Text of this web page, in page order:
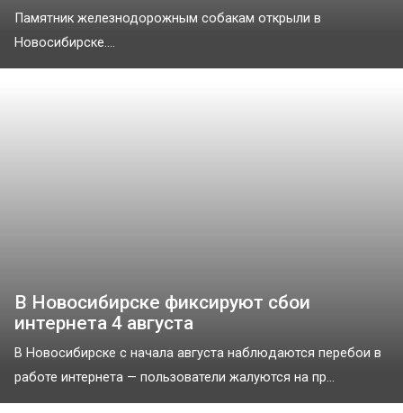
Памятник железнодорожным собакам открыли в
Новосибирске....
В Новосибирске фиксируют сбои
интернета 4 августа
В Новосибирске с начала августа наблюдаются перебои в
работе интернета — пользователи жалуются на пр...